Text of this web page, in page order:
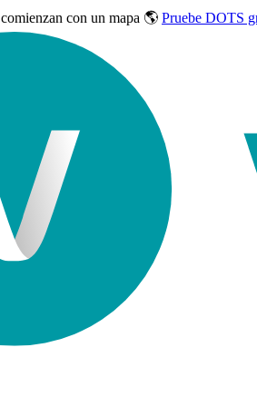
comienzan con un mapa 🌎 Pruebe DOTS